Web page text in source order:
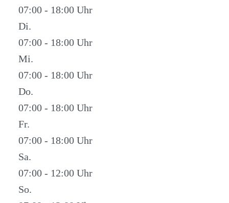
07:00 - 18:00
Di.
07:00 - 18:00
Mi.
07:00 - 18:00
Do.
07:00 - 18:00
Fr.
07:00 - 18:00
Sa.
07:00 - 12:00
So.